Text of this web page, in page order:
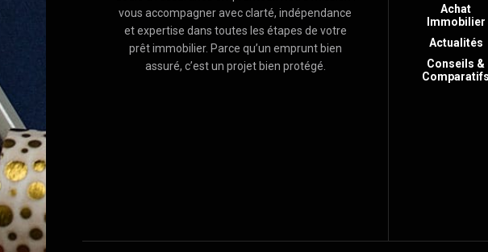
vous accompagner avec clarté, indépendance
et expertise dans toutes les étapes de votre
prêt immobilier. Parce qu’un emprunt bien
assuré, c’est un projet bien protégé.
Achat
Immobilier
Actualités
Conseils &
Comparatifs